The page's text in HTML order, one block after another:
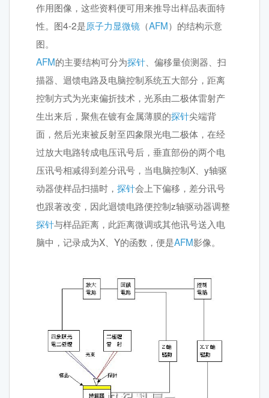
作用图像，这些资料便可用来推导出样品表面特
性。图4-2是原子力显微镜 （AFM）的结构示意
图。
AFM的主要结构可分为探针 、偏移量侦测器、扫
描器、迴馈电路及电脑控制系统五大部分，距离
控制方式为光束偏折技术，光系由二极体雷射产
生出来后，聚焦在镀有金属薄膜的探针尖端背
面，然后光束被反射至四象限光电二极体，在经
过放大电路转成电压讯号后，垂直部份的两个电
压讯号相减得到差分讯号，当电脑控制X、y轴驱
动器使样品扫描时， 探针会上下偏移，差分讯号
也跟著改变，因此迴馈电路便控制z轴驱动器调整
探针与样品距离，此距离微调或其他讯号送入电
脑中，记录成为X、Y的函数，便是AFM影像。